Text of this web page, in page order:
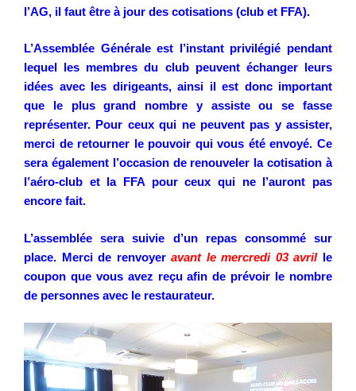
l’AG, il faut être à jour des cotisations (club et FFA).
L’Assemblée Générale est l’instant privilégié pendant
lequel les membres du club peuvent échanger leurs
idées avec les dirigeants, ainsi il est donc important
que le plus grand nombre y assiste ou se fasse
représenter. Pour ceux qui ne peuvent pas y assister,
merci de retourner le pouvoir qui vous été envoyé. Ce
sera également l’occasion de renouveler la cotisation à
l’aéro-club et la FFA pour ceux qui ne l’auront pas
encore fait.
L’assemblée sera suivie d’un repas consommé sur
place. Merci de renvoyeravant le mercredi 03 avrille
coupon que vous avez reçu afin de prévoir le nombre
de personnes avec le restaurateur.